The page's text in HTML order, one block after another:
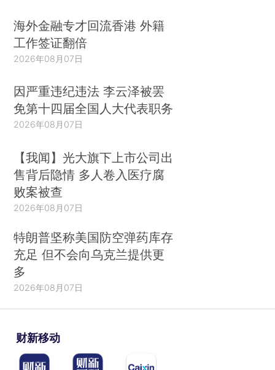
海外金融专才回流香港 外籍
工作签证翻倍
2026年08月07日
因严重违纪违法 李云泽被罢
免第十四届全国人大代表职务
2026年08月07日
【我闻】光大旗下上市公司出
售背后隐情 多人卷入医疗腐
败案被查
2026年08月07日
特朗普坚称美国防空弹药库存
充足 但不会向乌克兰提供更
多
2026年08月07日
财新移动